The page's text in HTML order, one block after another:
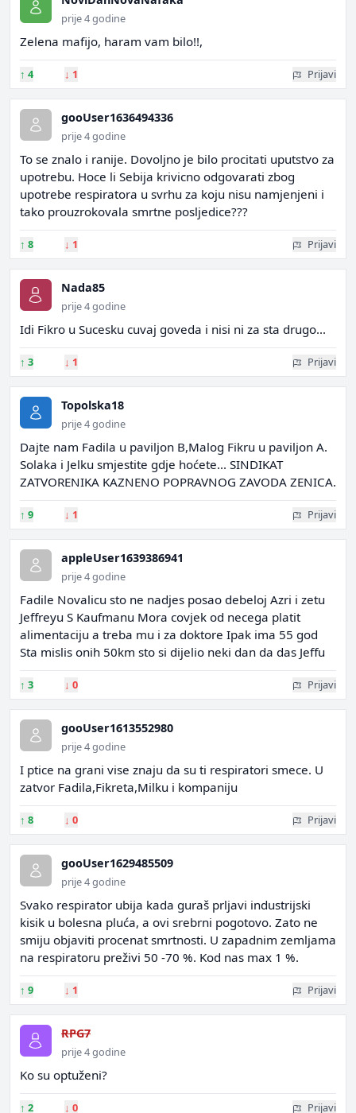
prije 4 godine
Zelena mafijo, haram vam bilo!!,
↑ 4 ↓ 1 Prijavi
gooUser1636494336
prije 4 godine
To se znalo i ranije. Dovoljno je bilo procitati uputstvo za
upotrebu. Hoce li Sebija krivicno odgovarati zbog
upotrebe respiratora u svrhu za koju nisu namjenjeni i
tako prouzrokovala smrtne posljedice???
↑ 8 ↓ 1 Prijavi
Nada85
prije 4 godine
Idi Fikro u Sucesku cuvaj goveda i nisi ni za sta drugo...
↑ 3 ↓ 1 Prijavi
Topolska18
prije 4 godine
Dajte nam Fadila u paviljon B,Malog Fikru u paviljon A.
Solaka i Jelku smjestite gdje hoćete... SINDIKAT
ZATVORENIKA KAZNENO POPRAVNOG ZAVODA ZENICA.
↑ 9 ↓ 1 Prijavi
appleUser1639386941
prije 4 godine
Fadile Novalicu sto ne nadjes posao debeloj Azri i zetu
Jeffreyu S Kaufmanu Mora covjek od necega platit
alimentaciju a treba mu i za doktore Ipak ima 55 god
Sta mislis onih 50km sto si dijelio neki dan da das Jeffu
↑ 3 ↓ 0 Prijavi
gooUser1613552980
prije 4 godine
I ptice na grani vise znaju da su ti respiratori smece. U
zatvor Fadila,Fikreta,Milku i kompaniju
↑ 8 ↓ 0 Prijavi
gooUser1629485509
prije 4 godine
Svako respirator ubija kada guraš prljavi industrijski
kisik u bolesna pluća, a ovi srebrni pogotovo. Zato ne
smiju objaviti procenat smrtnosti. U zapadnim zemljama
na respiratoru preživi 50 -70 %. Kod nas max 1 %.
↑ 9 ↓ 1 Prijavi
RPG7
prije 4 godine
Ko su optuženi?
↑ 2 ↓ 0 Prijavi